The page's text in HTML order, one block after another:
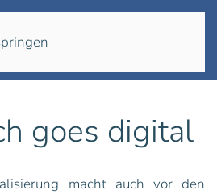
goes digital
macht auch vor den